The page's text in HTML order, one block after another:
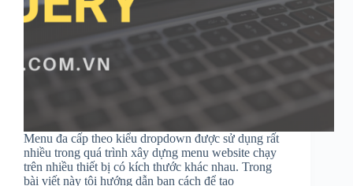
Menu đa cấp theo kiểu dropdown được sử dụng rất
nhiều trong quá trình xây dựng menu website chạy
trên nhiều thiết bị có kích thước khác nhau. Trong
bài viết này tôi hướng dẫn bạn cách để tạo